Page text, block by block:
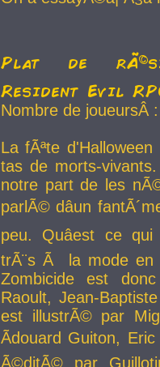
Plat de
Resident Evil
Nombre de
La fÃªte
tas de morts-
notre part de les
parlÃ© dâun
peu. Quâest ce
trÃ¨s Ã la mode en
Zombicide est
Raoult, Jean-
est illustrÃ© par
Ãdouard Guiton,
Ã©ditÃ© par